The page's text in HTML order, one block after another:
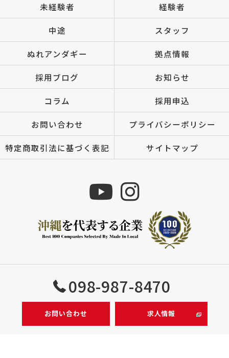
098-987-8470
お問い合わせ 求人情報
未経験者 経験者
中途 スタッフ
ぬれアンダギー 拠点情報
採用ブログ お知らせ
コラム 採用申込
お問い合わせ プライバシーポリシー
特定商取引法に基づく表記 サイトマップ